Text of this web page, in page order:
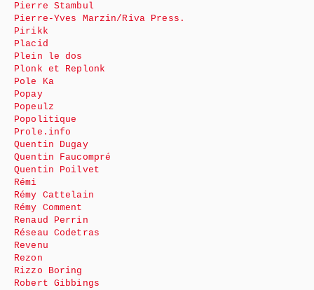
Pierre Stambul
Pierre-Yves Marzin/Riva Press.
Pirikk
Placid
Plein le dos
Plonk et Replonk
Pole Ka
Popay
Popeulz
Popolitique
Prole.info
Quentin Dugay
Quentin Faucompré
Quentin Poilvet
Rémi
Rémy Cattelain
Rémy Comment
Renaud Perrin
Réseau Codetras
Revenu
Rezon
Rizzo Boring
Robert Gibbings